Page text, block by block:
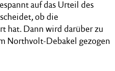
auf das Urteil des
ob die
hat. Dann wird darüber zu
Northvolt-Debakel gezogen